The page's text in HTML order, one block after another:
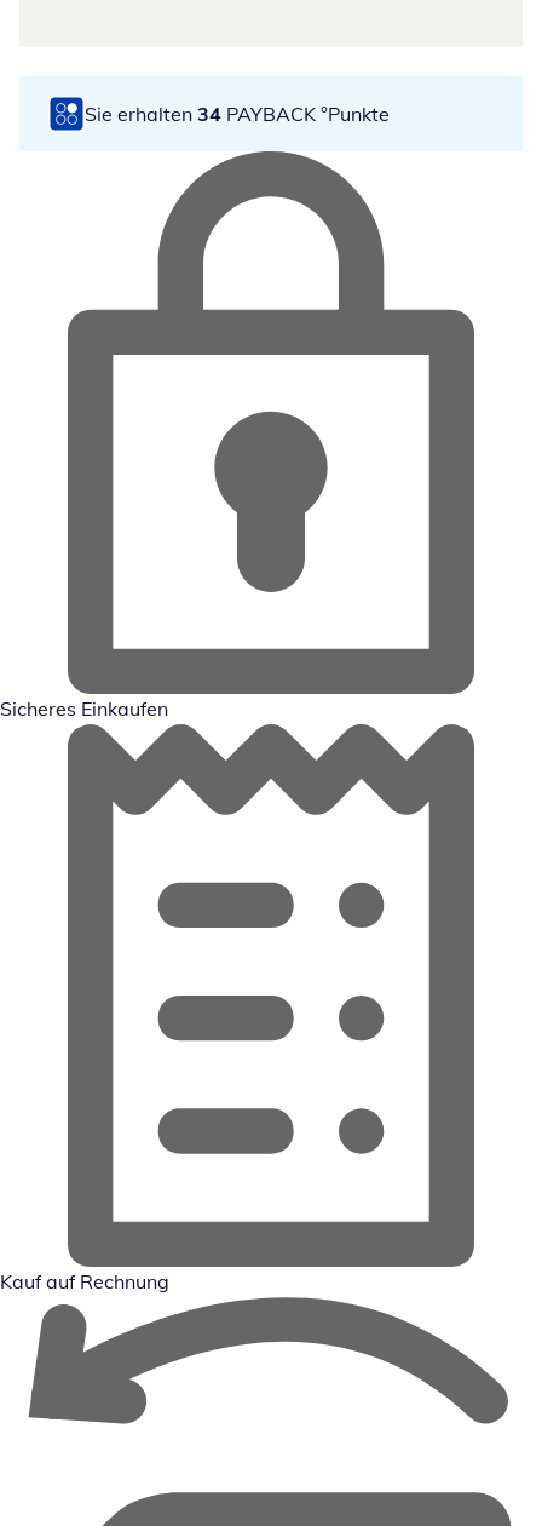
Sie erhalten 34 PAYBACK °Punkte
Sicheres Einkaufen
Kauf auf Rechnung